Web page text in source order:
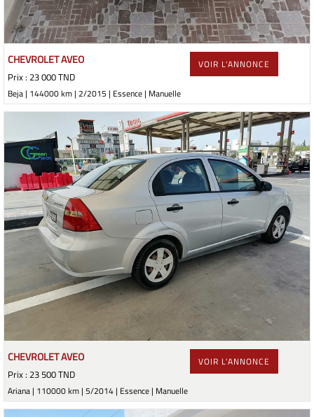
CHEVROLET AVEO
Prix : 23 000 TND
Beja | 144000 km | 2/2015 | Essence | Manuelle
VOIR L'ANNONCE
CHEVROLET AVEO
Prix : 23 500 TND
Ariana | 110000 km | 5/2014 | Essence | Manuelle
VOIR L'ANNONCE